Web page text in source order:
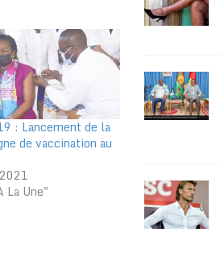
: Lancement de la
de vaccination au
La Une"